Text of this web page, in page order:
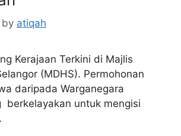
by atiqah
Kerajaan Terkini di Majlis
(MDHS). Permohonan
daripada Warganegara
berkelayakan untuk mengisi